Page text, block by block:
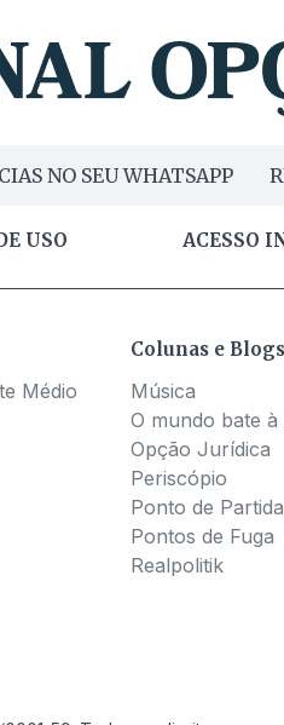
NO SEU WHATSAPP
USO ACESSO
Médio
Colunas e Blogs
Música
O mundo bate
Opção Jurídica
Periscópio
Ponto de Partida
Pontos de Fuga
Realpolitik